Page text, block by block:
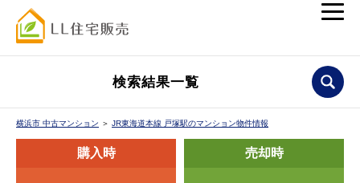
検索結果一覧
横浜市 中古マンション ＞ JR東海道本線 戸塚駅のマンション物件情報
購入時 売却時